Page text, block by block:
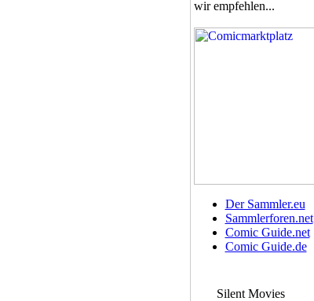
wir empfehlen...
Der Sammler.eu
Sammlerforen.net
Comic Guide.net
Comic Guide.de
Silent Movies